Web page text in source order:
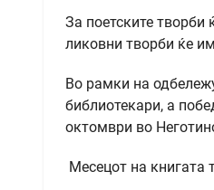
За поетските творби
ликовни творби ќе
Во рамки на
библиотекари, а
октомври во
Месецот на книгата